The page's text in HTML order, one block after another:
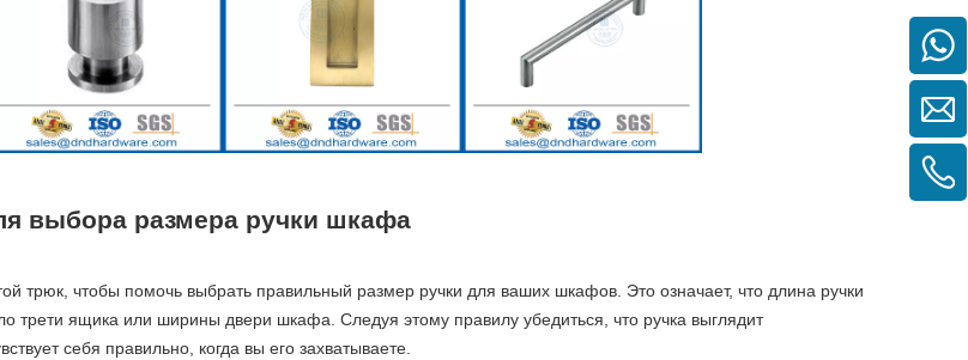
выбора размера ручки шкафа
трюк, чтобы помочь выбрать правильный размер ручки для ваших шкафов. Это означает, что длина ручки
трети ящика или ширины двери шкафа. Следуя этому правилу убедиться, что ручка выглядит
себя правильно, когда вы его захватываете.